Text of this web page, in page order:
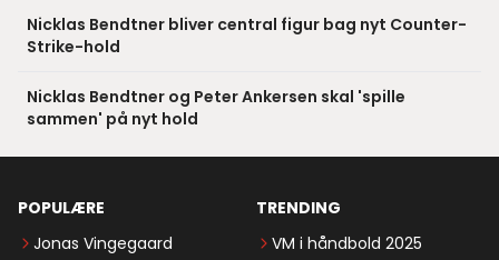
Nicklas Bendtner bliver central figur bag nyt Counter-
Strike-hold
Nicklas Bendtner og Peter Ankersen skal 'spille
sammen' på nyt hold
POPULÆRE
Jonas Vingegaard
TRENDING
VM i håndbold 2025